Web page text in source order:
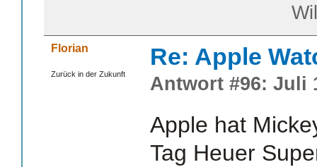
William
Florian
Zurück in der Zukunft
Re: Apple
Antwort #96: Juli
Apple hat
Tag Heuer